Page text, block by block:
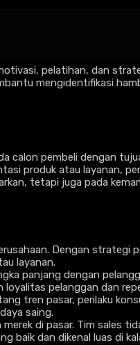
faktor penentu
utama untuk mencapai
pelatihan, dan
mengidentifikasi
calon pembeli dengan
produk atau layanan,
tetapi juga pada
Dengan strategi
layanan.
panjang dengan
loyalitas pelanggan dan
tren pasar, perilaku
saing.
di pasar. Tim sales
baik dan dikenal luas di